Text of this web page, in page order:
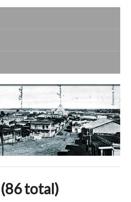
total)